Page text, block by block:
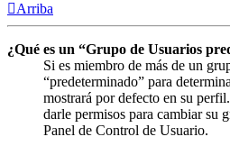
Arriba
¿Qué es un “Grupo de Usuarios
Si es miembro de más de un
“predeterminado” para
mostrará por defecto en su
darle permisos para cambiar su
Panel de Control de Usuario.